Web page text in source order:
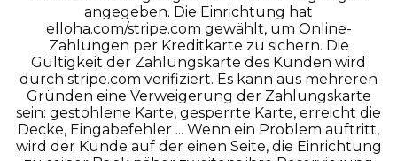
angegeben. Die Einrichtung hat
elloha.com/stripe.com gewählt, um Online-
Zahlungen per Kreditkarte zu sichern. Die
Gültigkeit der Zahlungskarte des Kunden wird
durch stripe.com verifiziert. Es kann aus mehreren
Gründen eine Verweigerung der Zahlungskarte
sein: gestohlene Karte, gesperrte Karte, erreicht die
Decke, Eingabefehler ... Wenn ein Problem auftritt,
wird der Kunde auf der einen Seite, die Einrichtung